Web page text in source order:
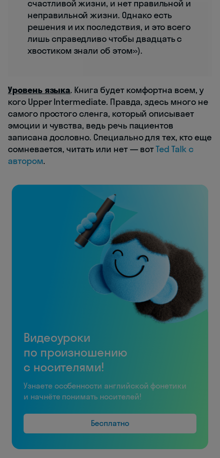
счастливой жизни, и нет правильной и
неправильной жизни. Однако есть
решения и их последствия, и это всего
лишь справедливо чтобы двадцать с
хвостиком знали об этом»).
Уровень языка. Книга будет комфортна всем, у
кого Upper Intermediate. Правда, здесь много не
самого простого сленга, который описывает
эмоции и чувства, ведь речь пациентов
записана дословно. Специально для тех, кто еще
сомневается, читать или нет — вотTed Talk c
автором.
Видеоуроки
по произношению
с носителями!
Узнаете особенности английской фонетики
и начнёте понимать носителей!
Бесплатно